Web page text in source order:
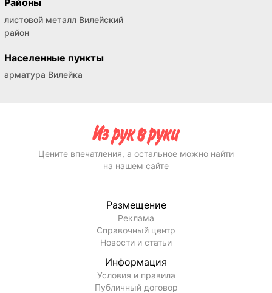
листовой металл Вилейский
район
Населенные пункты
арматура Вилейка
Цените впечатления, а остальное можно найти
на нашем сайте
Размещение
Реклама
Справочный центр
Новости и статьи
Информация
Условия и правила
Публичный договор